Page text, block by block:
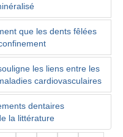
que les dents fêlées
les liens entre les
cardiovasculaires
dentaires
la littérature